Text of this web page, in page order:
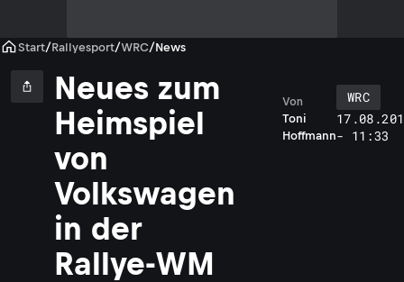
Start/Rallyesport/WRC/News
Neues zum
Heimspiel
von
Volkswagen
in der
Rallye-WM
Toni
Hoffmann
Von
WRC
- 11:33